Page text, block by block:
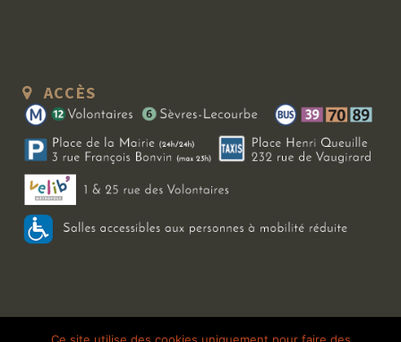
ACCÈS
Copyright 2026 Le Bal Blomet | Tous droits réservés | Mentions légales